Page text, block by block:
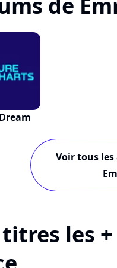
Voir tous
titres les